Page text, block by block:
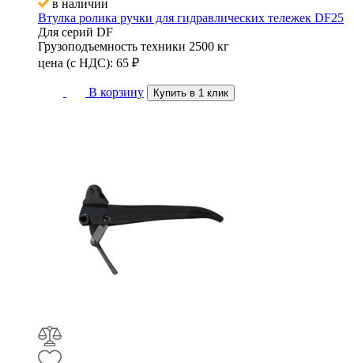
в наличии
Втулка ролика ручки для гидравлических тележек DF25
Для серий DF
Грузоподъемность техники 2500 кг
цена (с НДС): 65 ₽
В корзину Купить в 1 клик